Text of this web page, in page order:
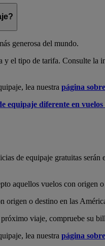
generosa del mundo.
y el tipo de tarifa. Consulte
lea nuestra página
equipaje diferente en
de equipaje gratuitas serán
aquellos vuelos con
origen o destino en las
viaje, compruebe su
lea nuestra página